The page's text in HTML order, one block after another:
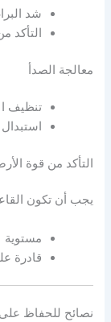
شد
التأكد
معالجة الصدأ
تنظيف
التأكد من قوة
يجب أن تكون
مستوية
قادرة
نصائح للحفاظ